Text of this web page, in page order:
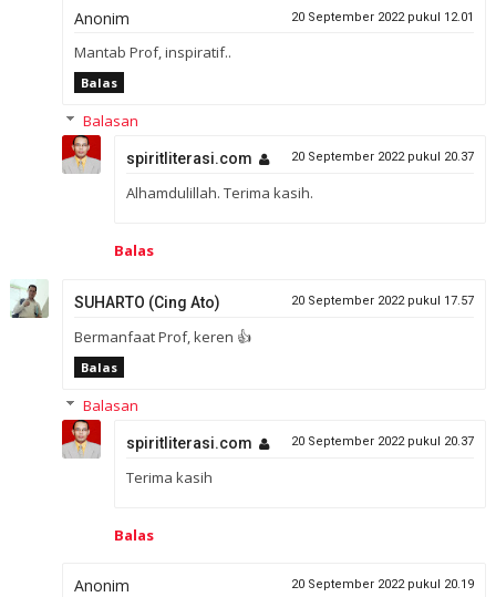
Anonim 20 September 2022 pukul 12.01
Mantab Prof, inspiratif..
Balas
Balasan
spiritliterasi.com 20 September 2022 pukul 20.37
Alhamdulillah. Terima kasih.
Balas
SUHARTO (Cing Ato) 20 September 2022 pukul 17.57
Bermanfaat Prof, keren 👍
Balas
Balasan
spiritliterasi.com 20 September 2022 pukul 20.37
Terima kasih
Balas
Anonim 20 September 2022 pukul 20.19